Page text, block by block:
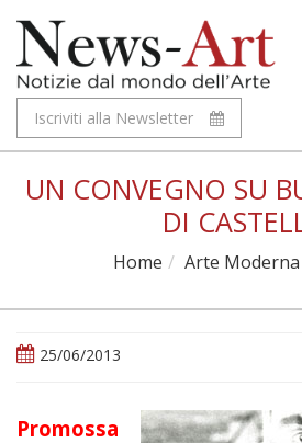
Iscriviti alla Newsletter
UN CONVEGNO SU
DI
Home Arte Moderna
25/06/2013
Promossa